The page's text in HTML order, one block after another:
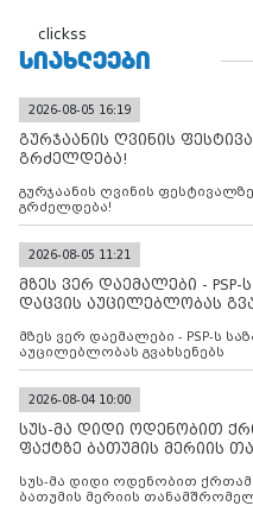
clickss
ᲡᲘᲐᲮᲚᲔᲔᲑᲘ
2026-08-05 16:19
გურჯაანის ღვინის
გრძელდება!
გურჯაანის ღვინის
გრძელდება!
2026-08-05 11:21
მზეს ვერ დაემალები -
დაცვის აუცილებლობას
მზეს ვერ დაემალები - PSP-ს
აუცილებლობას გვახსენებს
2026-08-04 10:00
სუს-მა დიდი ოდენობით
ფაქტზე ბათუმის მერიის
სუს-მა დიდი ოდენობით ქრთამის მოთხოვნისა და აღების ფაქტზე
ბათუმის მერიის